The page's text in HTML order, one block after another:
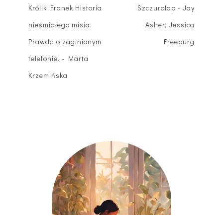
Królik Franek.Historia
nieśmiałego misia.
Prawda o zaginionym
telefonie. - Marta
Krzemińska
Szczurołap - Jay
Asher, Jessica
Freeburg